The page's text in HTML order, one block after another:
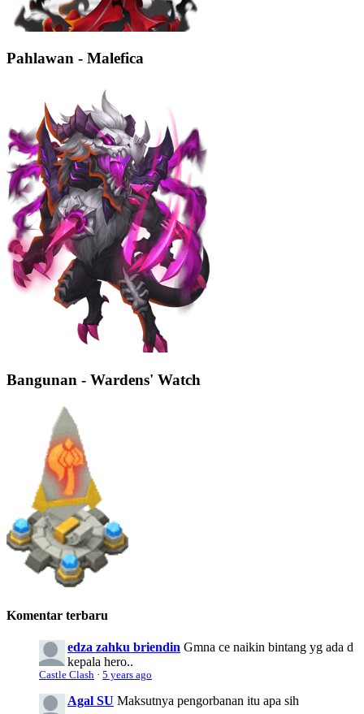
Pahlawan - Malefica
Bangunan - Wardens' Watch
Komentar terbaru
edza zahku briendin Gmna ce naikin bintang yg ada d
kepala hero..
Castle Clash · 5 years ago
Agal SU Maksutnya pengorbanan itu apa sih